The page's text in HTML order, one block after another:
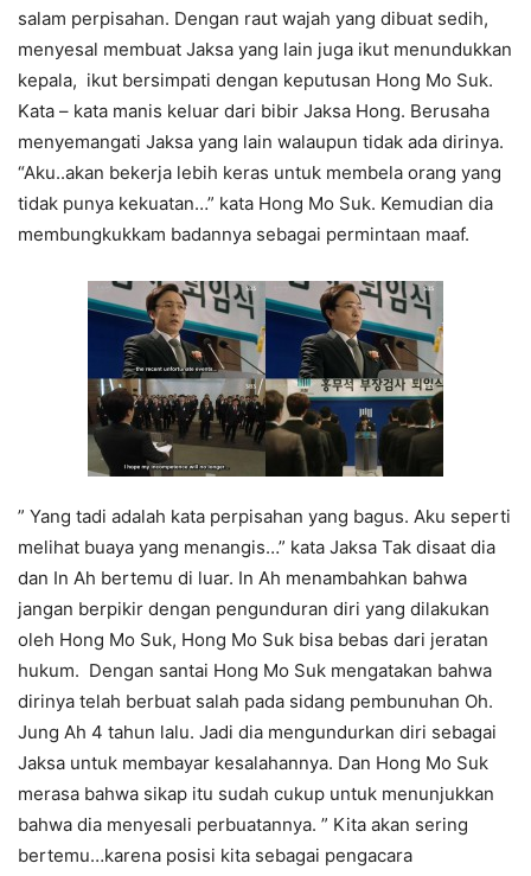
salam perpisahan. Dengan raut wajah yang dibuat sedih,
menyesal membuat Jaksa yang lain juga ikut menundukkan
kepala, ikut bersimpati dengan keputusan Hong Mo Suk.
Kata – kata manis keluar dari bibir Jaksa Hong. Berusaha
menyemangati Jaksa yang lain walaupun tidak ada dirinya.
“Aku..akan bekerja lebih keras untuk membela orang yang
tidak punya kekuatan…” kata Hong Mo Suk. Kemudian dia
membungkukkam badannya sebagai permintaan maaf.
” Yang tadi adalah kata perpisahan yang bagus. Aku seperti
melihat buaya yang menangis…” kata Jaksa Tak disaat dia
dan In Ah bertemu di luar. In Ah menambahkan bahwa
jangan berpikir dengan pengunduran diri yang dilakukan
oleh Hong Mo Suk, Hong Mo Suk bisa bebas dari jeratan
hukum. Dengan santai Hong Mo Suk mengatakan bahwa
dirinya telah berbuat salah pada sidang pembunuhan Oh.
Jung Ah 4 tahun lalu. Jadi dia mengundurkan diri sebagai
Jaksa untuk membayar kesalahannya. Dan Hong Mo Suk
merasa bahwa sikap itu sudah cukup untuk menunjukkan
bahwa dia menyesali perbuatannya. ” Kita akan sering
bertemu…karena posisi kita sebagai pengacara